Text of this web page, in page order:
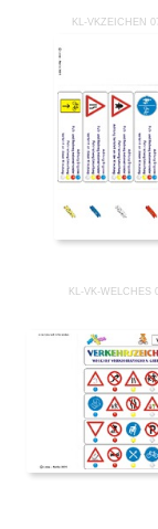
KL-VKZEICHEN
KL-VK-WELCHES